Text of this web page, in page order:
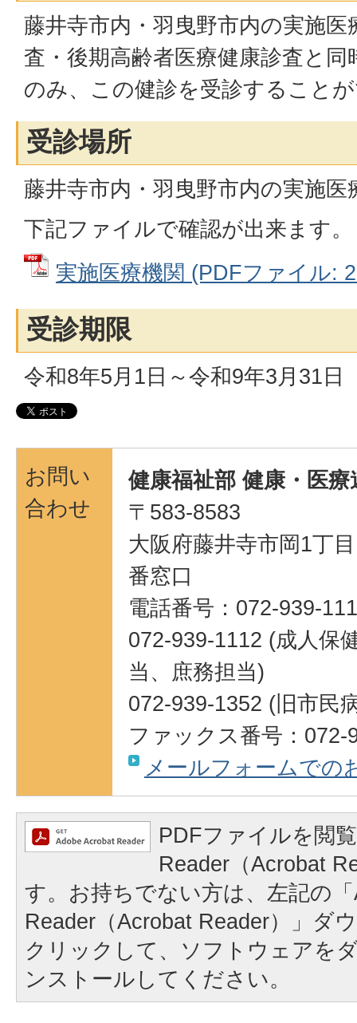
藤井寺市内・羽曳野市内の実施医
査・後期高齢者医療健康診査と
のみ、この健診を受診すること
受診場所
藤井寺市内・羽曳野市内の実施
下記ファイルで確認が出来ます。
実施医療機関 (PDFファイル:
受診期限
令和8年5月1日～令和9年3月31日
お問い
合わせ
健康福祉部 健康・医療
〒583-8583
大阪府藤井寺市岡1丁
番窓口
電話番号：072-939-
072-939-1112 (成人保
当、庶務担当)
072-939-1352 (旧市民
ファックス番号：072-
メールフォームでの
PDFファイルを閲
Reader（Acrobat
す。お持ちでない方は、左記の
Reader（Acrobat Reader）」ダ
クリックして、ソフトウェアを
ンストールしてください。